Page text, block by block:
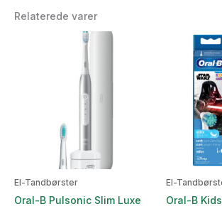
Relaterede varer
El-Tandbørster
Oral-B Pulsonic Slim Luxe
El-
Oral-B